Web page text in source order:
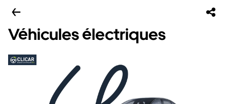
Véhicules électriques